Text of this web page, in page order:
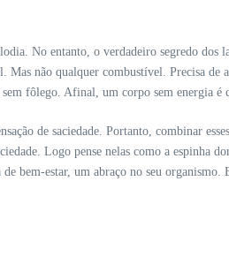
No entanto, o verdadeiro segredo dos
não qualquer combustível. Precisa de
fôlego. Afinal, um corpo sem energia
de saciedade. Portanto, combinar
Logo pense nelas como a espinha
bem-estar, um abraço no seu organismo.